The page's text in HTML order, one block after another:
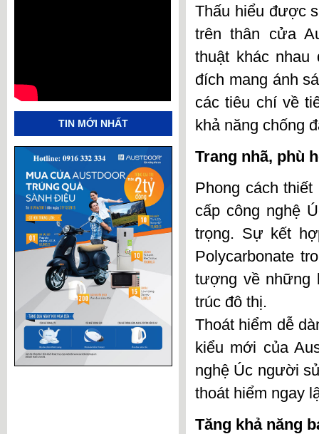
TIN MỚI NHẤT
Thấu hiểu được
trên thân cửa
thuật khác
đích mang ánh
các tiêu chí về
khả năng chống
Trang nhã, phù
Phong cách
cấp công nghệ
trọng. Sự kết
Polycarbonate
tượng về những
trúc đô thị.
Thoát hiểm dễ
kiểu mới của
nghệ Úc người
thoát hiểm ngay
Tăng khả năng